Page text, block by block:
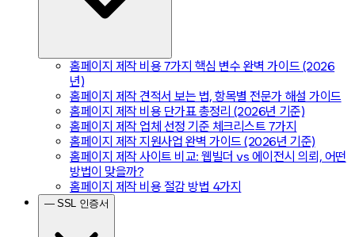
홈페이지 제작 비용 7가지 핵심 변수 완벽 가이드 (2026
년)
홈페이지 제작 견적서 보는 법, 항목별 전문가 해설 가이드
홈페이지 제작 비용 단가표 총정리 (2026년 기준)
홈페이지 제작 업체 선정 기준 체크리스트 7가지
홈페이지 제작 지원사업 완벽 가이드 (2026년 기준)
홈페이지 제작 사이트 비교: 웹빌더 vs 에이전시 의뢰, 어떤
방법이 맞을까?
홈페이지 제작 비용 절감 방법 4가지
— SSL 인증서